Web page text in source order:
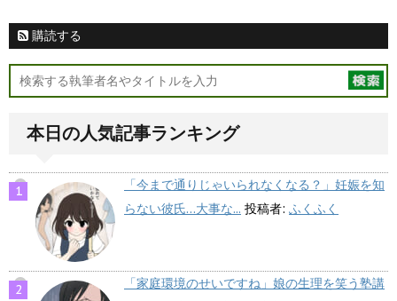
購読する
本日の人気記事ランキング
「今まで通りじゃいられなくなる？」妊娠を知
らない彼氏…大事な... 投稿者: ふくふく
「家庭環境のせいですね」娘の生理を笑う塾講